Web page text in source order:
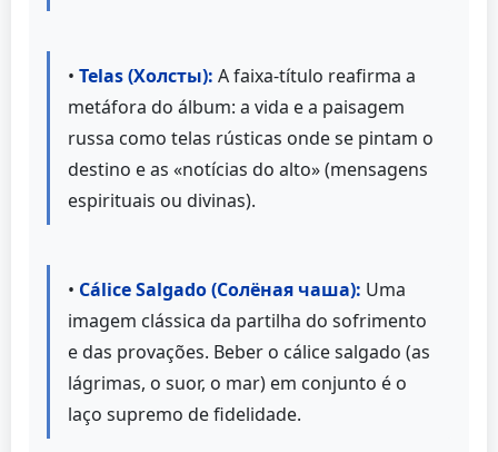
• Telas (Холсты): A faixa-título reafirma a
metáfora do álbum: a vida e a paisagem
russa como telas rústicas onde se pintam o
destino e as «notícias do alto» (mensagens
espirituais ou divinas).
• Cálice Salgado (Солёная чаша): Uma
imagem clássica da partilha do sofrimento
e das provações. Beber o cálice salgado (as
lágrimas, o suor, o mar) em conjunto é o
laço supremo de fidelidade.